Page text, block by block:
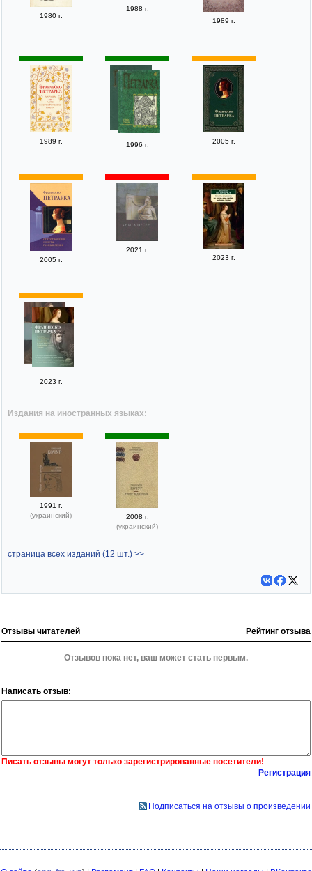
1980 г.
1988 г.
1989 г.
1989 г. 1996 г. 2005 г.
2005 г.
2021 г.
2023 г.
2023 г.
Издания на иностранных языках:
1991 г.
(украинский)
2008 г.
(украинский)
страница всех изданий (12 шт.) >>
Отзывы читателей Рейтинг отзыва
Отзывов пока нет, ваш может стать первым.
Написать отзыв:
Писать отзывы могут только зарегистрированные посетители!
Регистрация
Подписаться на отзывы о произведении